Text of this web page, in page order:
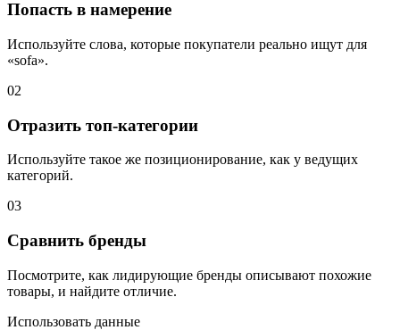
Попасть в намерение
Используйте слова, которые покупатели реально ищут для
«sofa».
02
Отразить топ-категории
Используйте такое же позиционирование, как у ведущих
категорий.
03
Сравнить бренды
Посмотрите, как лидирующие бренды описывают похожие
товары, и найдите отличие.
Использовать данные